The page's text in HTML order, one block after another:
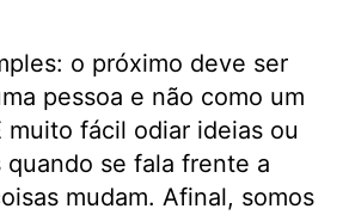
o próximo deve ser
pessoa e não como um
muito fácil odiar ideias ou
quando se fala frente a
mudam. Afinal, somos